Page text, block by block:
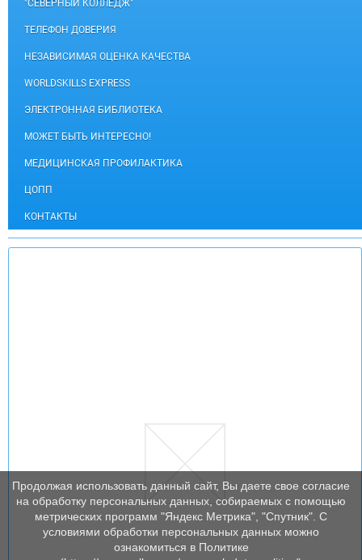
"СЕВЕРНЫЙ КОЛЛЕДЖ"
ТЕЛЕФОН ДОВЕРИЯ
НЕЗАВИСИМАЯ ОЦЕНКА КАЧЕСТВА
WORLDSKILLS EXPRESS
ЭЛЕКТРОННАЯ БИБЛИОТЕКА
МОЖЕТ БЫТЬ ИНТЕРЕСНО!
МЕДИЦИНСКАЯ ПРОФИЛАКТИКА
ЦОПП
КОНТАКТЫ
Продолжая использовать данный сайт, Вы даете свое согласие
на обработку персональных данных, собираемых с помощью
метрических программ "Яндекс Метрика", "Спутник". С
условиями обработки персональных данных можно
ознакомиться в Политике